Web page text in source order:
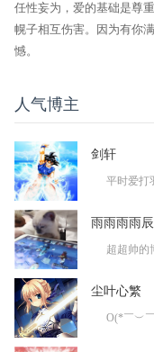
任性妄为，爱的基础是尊
幌子相互伤害。因为有你
憾。
人气博主
剑轩
平时爱打
雨雨雨雨辰
超超帅的
尘叶心繁
O(*￣︶